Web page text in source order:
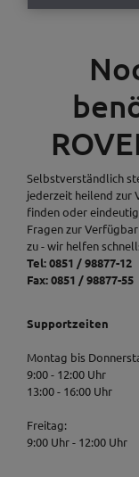
Selbstverständlich
jederzeit heilend zur
finden oder
Fragen zur
zu - wir helfen
Tel: 0851 / 98877-12
Fax: 0851 / 98877-55
Supportzeiten
Montag bis
9:00 - 12:00 Uhr
13:00 - 16:00 Uhr
Freitag:
9:00 Uhr - 12:00 Uhr